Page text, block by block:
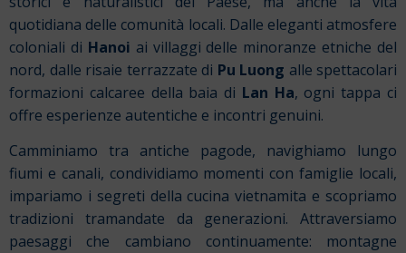
quotidiana delle comunità locali. Dalle eleganti atmosfere
coloniali di Hanoi ai villaggi delle minoranze etniche del
nord, dalle risaie terrazzate di Pu Luong alle spettacolari
formazioni calcaree della baia di Lan Ha, ogni tappa ci
offre esperienze autentiche e incontri genuini.
Camminiamo tra antiche pagode, navighiamo lungo
fiumi e canali, condividiamo momenti con famiglie locali,
impariamo i segreti della cucina vietnamita e scopriamo
tradizioni tramandate da generazioni. Attraversiamo
paesaggi che cambiano continuamente: montagne